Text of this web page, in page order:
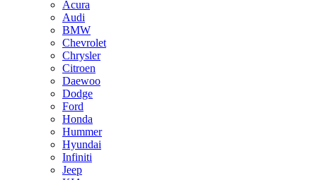
Acura
Audi
BMW
Chevrolet
Chrysler
Citroen
Daewoo
Dodge
Ford
Honda
Hummer
Hyundai
Infiniti
Jeep